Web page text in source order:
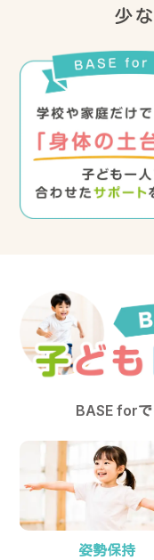
BASE forで
姿勢保持